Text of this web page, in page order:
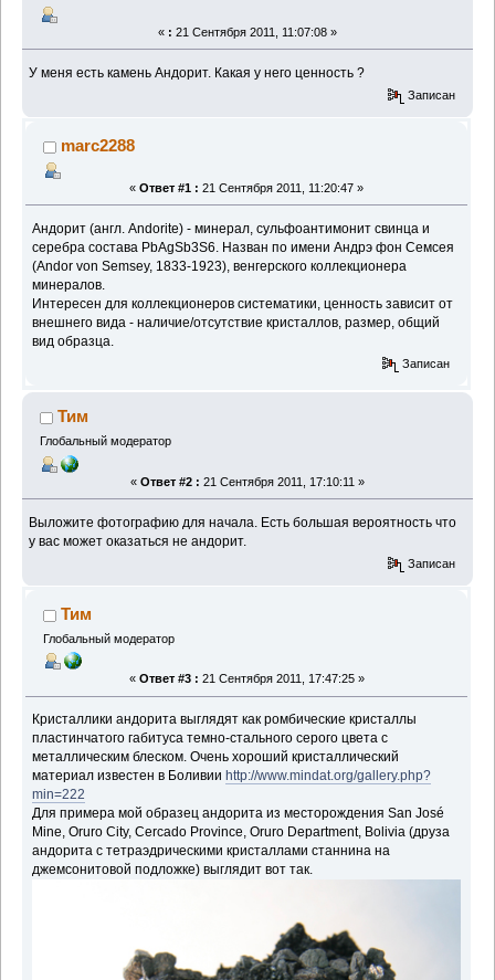
« : 21 Сентября 2011, 11:07:08 »
У меня есть камень Андорит. Какая у него ценность ?
Записан
marc2288
« Ответ #1 : 21 Сентября 2011, 11:20:47 »
Андорит (англ. Andorite) - минерал, сульфоантимонит свинца и
серебра состава PbAgSb3S6. Назван по имени Андрэ фон Семсея
(Andor von Semsey, 1833-1923), венгерского коллекционера
минералов.
Интересен для коллекционеров систематики, ценность зависит от
внешнего вида - наличие/отсутствие кристаллов, размер, общий
вид образца.
Записан
Тим
Глобальный модератор
« Ответ #2 : 21 Сентября 2011, 17:10:11 »
Выложите фотографию для начала. Есть большая вероятность что
у вас может оказаться не андорит.
Записан
Тим
Глобальный модератор
« Ответ #3 : 21 Сентября 2011, 17:47:25 »
Кристаллики андорита выглядят как ромбические кристаллы
пластинчатого габитуса темно-стального серого цвета с
металлическим блеском. Очень хороший кристаллический
материал известен в Боливии http://www.mindat.org/gallery.php?
min=222
Для примера мой образец андорита из месторождения San José
Mine, Oruro City, Cercado Province, Oruro Department, Bolivia (друза
андорита с тетраэдрическими кристаллами станнина на
джемсонитовой подложке) выглядит вот так.